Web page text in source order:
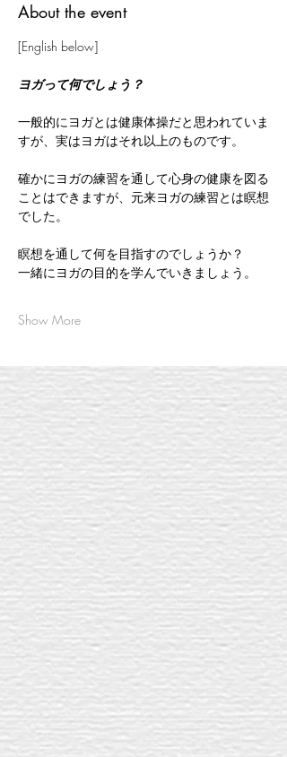
About the event
[English below]
ヨガって何でしょう？
一般的にヨガとは健康体操だと思われていま
すが、実はヨガはそれ以上のものです。
確かにヨガの練習を通して心身の健康を図る
ことはできますが、元来ヨガの練習とは瞑想
でした。
瞑想を通して何を目指すのでしょうか？
一緒にヨガの目的を学んでいきましょう。
Show More